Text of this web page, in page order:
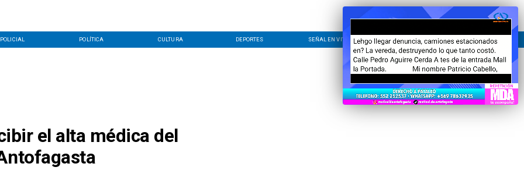
POLICIAL POLÍTICA CULTURA DEPORTES SEÑAL EN VIVO CONTACTO LÍNEA EDITORIAL
el alta médica del